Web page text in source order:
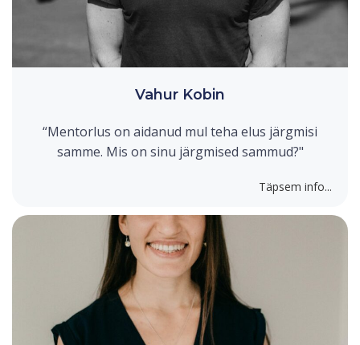
Vahur Kobin
“Mentorlus on aidanud mul teha elus järgmisi
samme. Mis on sinu järgmised sammud?"
Täpsem info...